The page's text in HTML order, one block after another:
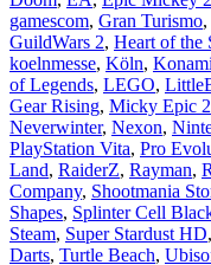
gamescom, Gran Turismo,
GuildWars 2, Heart of the
koelnmesse, Köln,
of Legends, LEGO,
Gear Rising, Micky Epic 2
Neverwinter, Nexon,
PlayStation Vita, Pro
Land, RaiderZ, Rayman,
Company, Shootmania
Shapes, Splinter Cell
Steam, Super Stardust HD,
Darts, Turtle Beach,